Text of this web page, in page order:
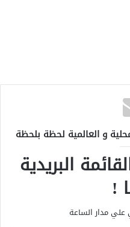
و العالمية لحظة بلحظة
البريدية
!